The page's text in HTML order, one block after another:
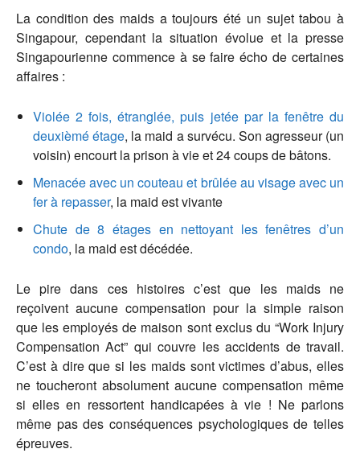
La condition des maids a toujours été un sujet tabou à
Singapour, cependant la situation évolue et la presse
Singapourienne commence à se faire écho de certaines
affaires :
Violée 2 fois, étranglée, puis jetée par la fenêtre du
deuxièmé étage, la maid a survécu. Son agresseur (un
voisin) encourt la prison à vie et 24 coups de bâtons.
Menacée avec un couteau et brûlée au visage avec un
fer à repasser, la maid est vivante
Chute de 8 étages en nettoyant les fenêtres d’un
condo, la maid est décédée.
Le pire dans ces histoires c’est que les maids ne
reçoivent aucune compensation pour la simple raison
que les employés de maison sont exclus du “Work Injury
Compensation Act” qui couvre les accidents de travail.
C’est à dire que si les maids sont victimes d’abus, elles
ne toucheront absolument aucune compensation même
si elles en ressortent handicapées à vie ! Ne parlons
même pas des conséquences psychologiques de telles
épreuves.